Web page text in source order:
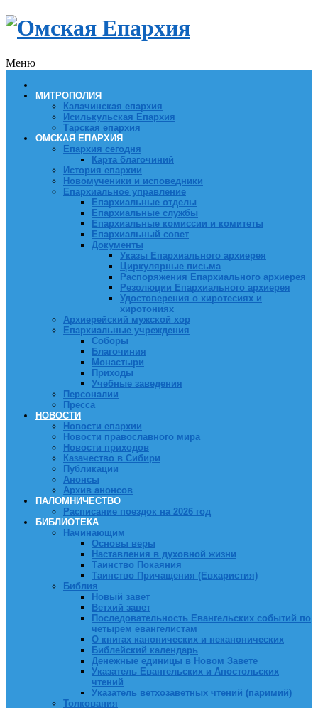
Меню
МИТРОПОЛИЯ
Калачинская епархия
Исилькульская Епархия
Тарская епархия
ОМСКАЯ ЕПАРХИЯ
Епархия сегодня
Карта благочиний
История епархии
Новомученики и исповедники
Епархиальное управление
Епархиальные отделы
Епархиальные службы
Епархиальные комиссии и комитеты
Епархиальный совет
Документы
Указы Епархиального архиерея
Циркулярные письма
Распоряжения Епархиального архиерея
Резолюции Епархиального архиерея
Удостоверения о хиротесиях и
хиротониях
Архиерейский мужской хор
Епархиальные учреждения
Соборы
Благочиния
Монастыри
Приходы
Учебные заведения
Персоналии
Пресса
НОВОСТИ
Новости епархии
Новости православного мира
Новости приходов
Казачество в Сибири
Публикации
Анонсы
Архив анонсов
ПАЛОМНИЧЕСТВО
Расписание поездок на 2026 год
БИБЛИОТЕКА
Начинающим
Основы веры
Наставления в духовной жизни
Таинство Покаяния
Таинство Причащения (Евхаристия)
Библия
Новый завет
Ветхий завет
Последовательность Евангельских событий по
четырем евангелистам
О книгах канонических и неканонических
Библейский календарь
Денежные единицы в Новом Завете
Указатель Евангельских и Апостольских
чтений
Указатель ветхозаветных чтений (паримий)
Толкования